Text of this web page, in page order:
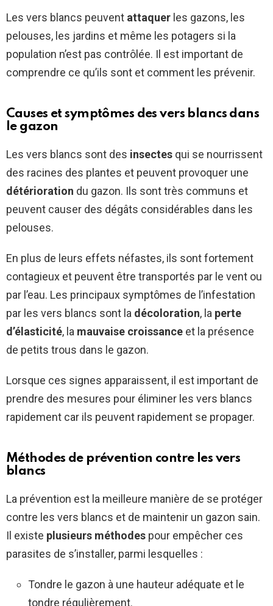
Les vers blancs peuvent attaquer les gazons, les
pelouses, les jardins et même les potagers si la
population n’est pas contrôlée. Il est important de
comprendre ce qu’ils sont et comment les prévenir.
Causes et symptômes des vers blancs dans
le gazon
Les vers blancs sont des insectes qui se nourrissent
des racines des plantes et peuvent provoquer une
détérioration du gazon. Ils sont très communs et
peuvent causer des dégâts considérables dans les
pelouses.
En plus de leurs effets néfastes, ils sont fortement
contagieux et peuvent être transportés par le vent ou
par l’eau. Les principaux symptômes de l’infestation
par les vers blancs sont la décoloration, la perte
d’élasticité, la mauvaise croissance et la présence
de petits trous dans le gazon.
Lorsque ces signes apparaissent, il est important de
prendre des mesures pour éliminer les vers blancs
rapidement car ils peuvent rapidement se propager.
Méthodes de prévention contre les vers
blancs
La prévention est la meilleure manière de se protéger
contre les vers blancs et de maintenir un gazon sain.
Il existe plusieurs méthodes pour empêcher ces
parasites de s’installer, parmi lesquelles :
Tondre le gazon à une hauteur adéquate et le
tondre régulièrement.